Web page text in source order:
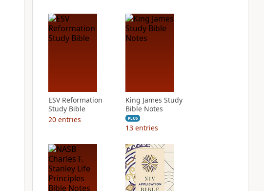
ESV Reformation
Study Bible
20 entries
King James Study
Bible Notes
PLUS
13 entries